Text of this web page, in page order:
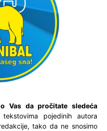
Vas da pročitate sledeća
pojedinih autora
tako da ne snosimo